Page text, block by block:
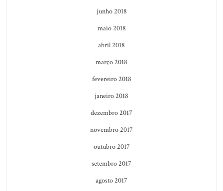
junho 2018
maio 2018
abril 2018
março 2018
fevereiro 2018
janeiro 2018
dezembro 2017
novembro 2017
outubro 2017
setembro 2017
agosto 2017